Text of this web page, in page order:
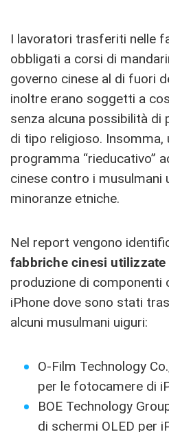
I lavoratori trasferiti nelle
obbligati a corsi di
governo cinese al di fuori
inoltre erano soggetti a
senza alcuna possibilità di
di tipo religioso. Insomma,
programma “rieducativo”
cinese contro i musulmani
minoranze etniche.
Nel report vengono
fabbriche cinesi utilizzate
produzione di componenti
iPhone dove sono stati
alcuni musulmani uiguri:
O-Film Technology
per le fotocamere di
BOE Technology
di schermi OLED per